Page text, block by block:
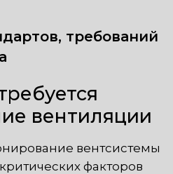
требований
вентиляции
вентсистемы
факторов